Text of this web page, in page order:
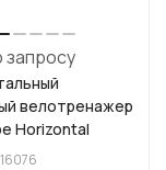
запросу
велотренажер
Horizontal
16076